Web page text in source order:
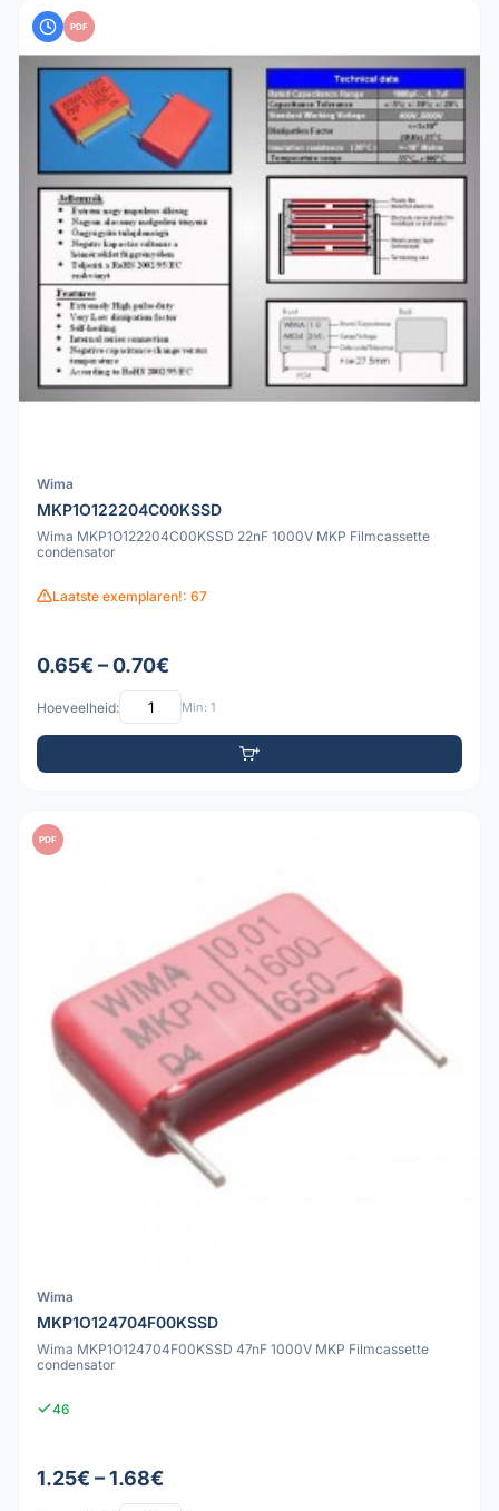
PDF
Wima
MKP1O122204C00KSSD
Wima MKP1O122204C00KSSD 22nF 1000V MKP Filmcassette
condensator
Laatste exemplaren!: 67
0.65€ – 0.70€
Hoeveelheid: Min: 1
PDF
Wima
MKP1O124704F00KSSD
Wima MKP1O124704F00KSSD 47nF 1000V MKP Filmcassette
condensator
46
1.25€ – 1.68€